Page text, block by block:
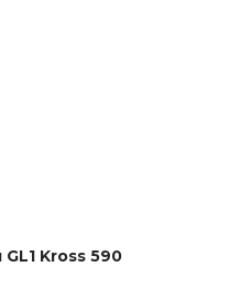
Kross 590